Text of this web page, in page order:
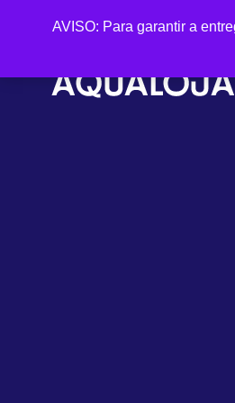
AVISO: Para garantir a